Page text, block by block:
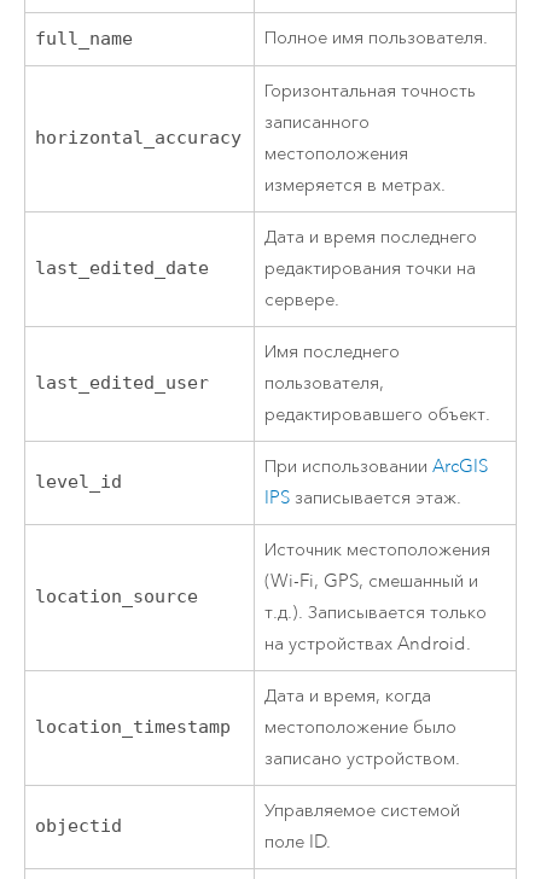
full_name Полное имя пользователя.
horizontal_accuracy
Горизонтальная точность
записанного
местоположения
измеряется в метрах.
last_edited_date
Дата и время последнего
редактирования точки на
сервере.
last_edited_user
Имя последнего
пользователя,
редактировавшего объект.
level_id
При использованииArcGIS
IPS записывается этаж.
location_source
Источник местоположения
(Wi-Fi, GPS, смешанный и
т.д.). Записывается только
на устройствахAndroid.
location_timestamp
Дата и время, когда
местоположение было
записано устройством.
objectid
Управляемое системой
поле ID.